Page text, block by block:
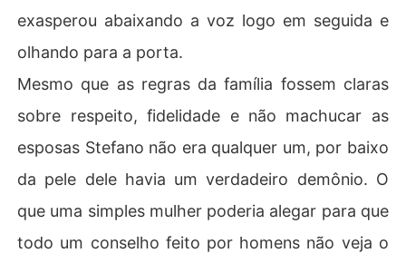
exasperou abaixando a voz logo em seguida e
olhando para a porta.
Mesmo que as regras da família fossem claras
sobre respeito, fidelidade e não machucar as
esposas Stefano não era qualquer um, por baixo
da pele dele havia um verdadeiro demônio. O
que uma simples mulher poderia alegar para que
todo um conselho feito por homens não veja o